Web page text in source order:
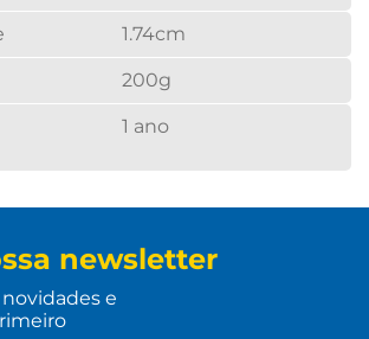
1.74cm
200g
1 ano
newsletter
e